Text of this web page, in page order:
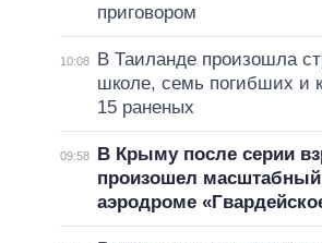
приговором
10:08
В Таиланде произошла
школе, семь погибших и
15 раненых
09:58
В Крыму после серии
произошел
аэродроме